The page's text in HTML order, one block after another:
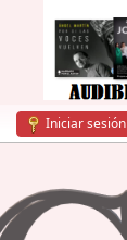
Iniciar sesión